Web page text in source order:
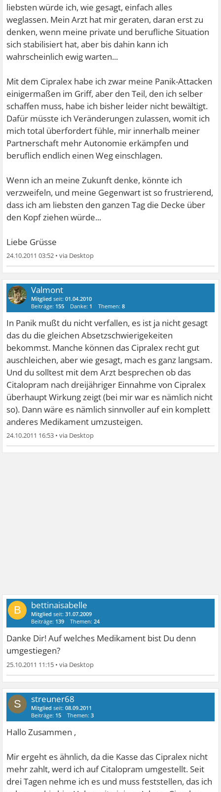
liebsten würde ich, wie gesagt, einfach alles
weglassen. Mein Arzt hat mir geraten, daran erst zu
denken, wenn meine private und berufliche Situation
sich stabilisiert hat, aber bis dahin kann ich
wahrscheinlich ewig warten...
Mit dem Cipralex habe ich zwar meine Panik-Attacken
einigermaßen im Griff, aber den Teil, den ich selber
schaffen muss, habe ich bisher leider nicht bewältigt.
Dafür müsste ich Veränderungen zulassen, womit ich
mich total überfordert fühle, mir innerhalb meiner
Partnerschaft mehr Autonomie erkämpfen und
beruflich endlich einen Weg einschlagen.
Wenn ich an meine Zukunft denke, könnte ich
verzweifeln, und meine Gegenwart ist so frustrierend,
dass ich am liebsten den ganzen Tag die Decke über
den Kopf ziehen würde...
Liebe Grüsse
24.10.2011 03:52 •
Valmont
Mitglied seit:01.04.2010
Beiträge: 155 Danke: 1 Themen:8
In Panik mußt du nicht verfallen, es ist ja nicht gesagt
das du die gleichen Absetzschwierigekeiten
bekommst. Manche können das Cipralex recht gut
auschleichen, aber wie gesagt, mach es ganz langsam.
Und du solltest mit dem Arzt besprechen ob das
Citalopram nach dreijähriger Einnahme von Cipralex
überhaupt Wirkung zeigt (bei mir war es nämlich nicht
so). Dann wäre es nämlich sinnvoller auf ein komplett
anderes Medikament umzusteigen.
24.10.2011 16:53 •
B bettinaisabelle
Mitglied seit:31.07.2009
Beiträge: 139 Themen:24
Danke Dir! Auf welches Medikament bist Du denn
umgestiegen?
25.10.2011 11:15 •
S streuner68
Mitglied seit:08.09.2011
Beiträge: 15 Themen:3
Hallo Zusammen ,
Mir ergeht es ähnlich, da die Kasse das Cipralex nicht
mehr zahlt, werd ich auf Citalopram umgestellt. Seit
drei Tagen nehme ich es und muss feststellen, das ich